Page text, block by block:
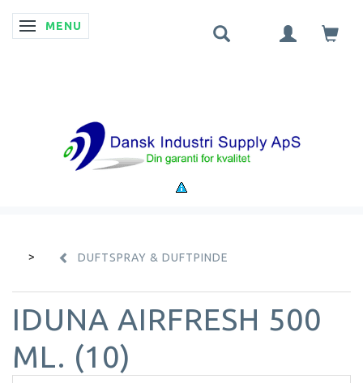
SKIFTE NAVIGATION
MENU
DUFTSPRAY & DUFTPINDE
IDUNA AIRFRESH 500
ML. (10)